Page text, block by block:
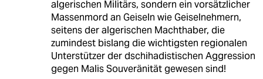
algerischen Militärs, sondern ein vorsätzlicher
Massenmord an Geiseln wie Geiselnehmern,
seitens der algerischen Machthaber, die
zumindest bislang die wichtigsten regionalen
Unterstützer der dschihadistischen Aggression
gegen Malis Souveränität gewesen sind!